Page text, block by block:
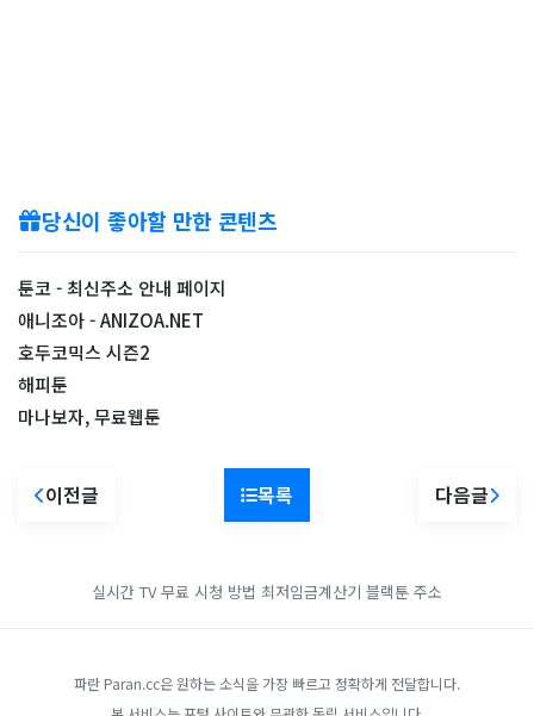
당신이 좋아할 만한 콘텐츠
툰코 - 최신주소 안내 페이지
애니조아 - ANIZOA.NET
호두코믹스 시즌2
해피툰
마나보자, 무료웹툰
이전글 목록 다음글
실시간 TV 무료 시청 방법 최저임금계산기 블랙툰 주소
파란 Paran.cc은 원하는 소식을 가장 빠르고 정확하게 전달합니다.